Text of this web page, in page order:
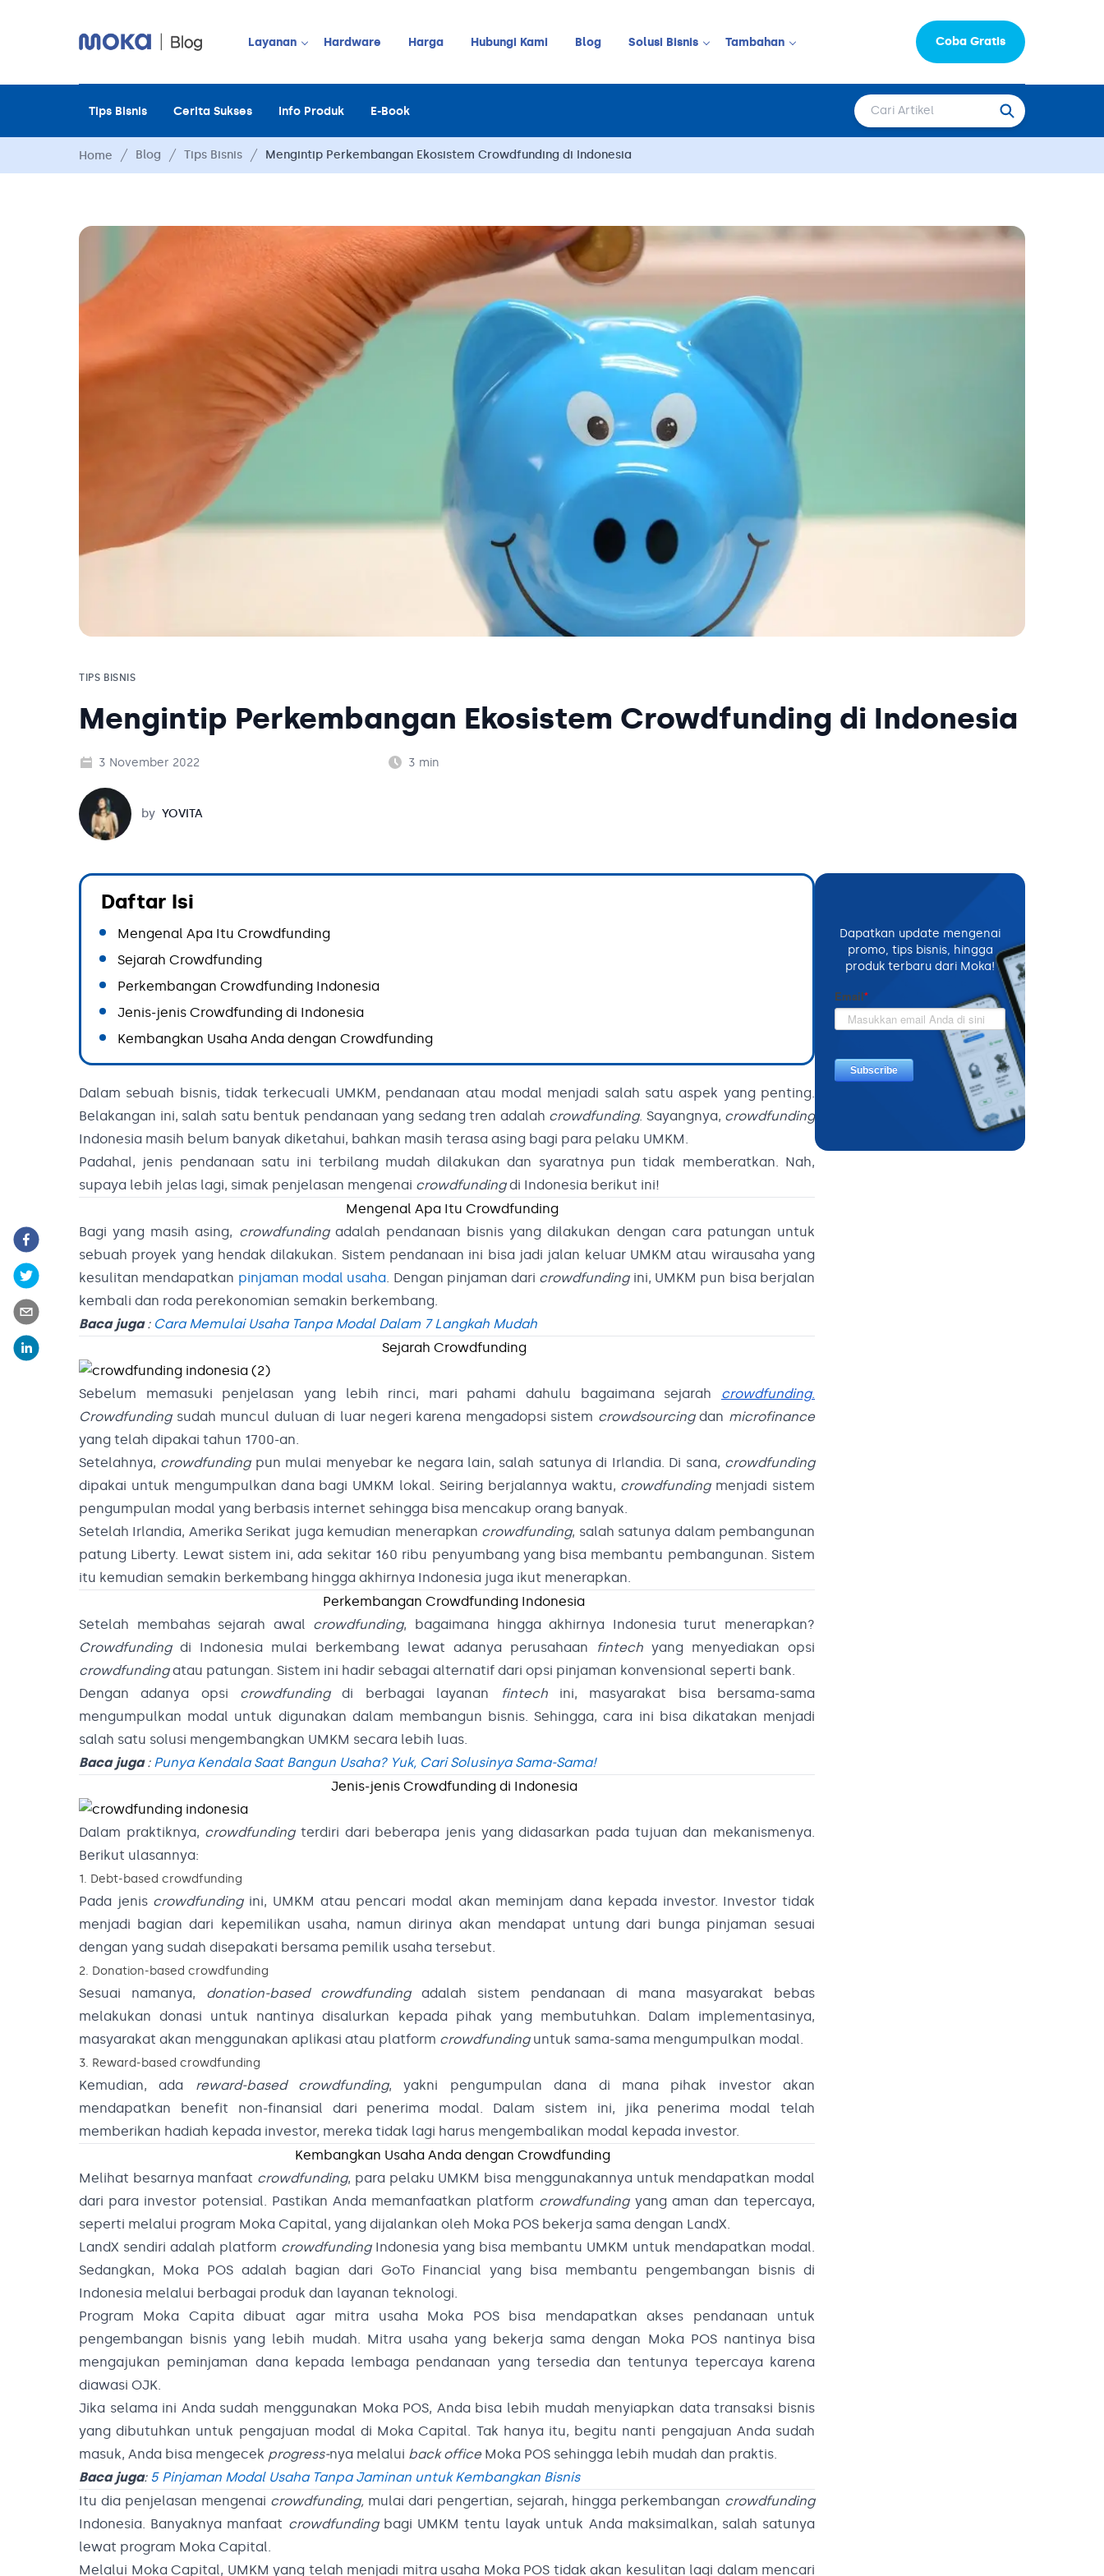
Layanan
Point of Sale
Payment
Manajemen Pelanggan
Manajemen Stok
Manajemen Meja
Manajemen Karyawan
Online Order Management
Hardware Harga Hubungi Kami Blog Solusi Bisnis Tambahan
Informasi Perusahaan
Moka Learning Hub
Coba Gratis
Tips Bisnis Cerita Sukses Info Produk E-Book
Home Blog Tips Bisnis Mengintip Perkembangan Ekosistem Crowdfunding di Indonesia
TIPS BISNIS
Mengintip Perkembangan Ekosistem Crowdfunding di Indonesia
3 November 2022 3 min
Yovita
by YOVITA
Daftar Isi
Mengenal Apa Itu Crowdfunding
Sejarah Crowdfunding
Perkembangan Crowdfunding Indonesia
Jenis-jenis Crowdfunding di Indonesia
Kembangkan Usaha Anda dengan Crowdfunding
Dalam sebuah bisnis, tidak terkecuali UMKM, pendanaan atau modal menjadi salah satu aspek yang penting.
Belakangan ini, salah satu bentuk pendanaan yang sedang tren adalah crowdfunding. Sayangnya, crowdfunding
Indonesia masih belum banyak diketahui, bahkan masih terasa asing bagi para pelaku UMKM.
Padahal, jenis pendanaan satu ini terbilang mudah dilakukan dan syaratnya pun tidak memberatkan. Nah,
supaya lebih jelas lagi, simak penjelasan mengenai crowdfundingdi Indonesia berikut ini!
Mengenal Apa Itu Crowdfunding
Bagi yang masih asing, crowdfundingadalah pendanaan bisnis yang dilakukan dengan cara patungan untuk
sebuah proyek yang hendak dilakukan. Sistem pendanaan ini bisa jadi jalan keluar UMKM atau wirausaha yang
kesulitan mendapatkan pinjaman modal usaha. Dengan pinjaman dari crowdfundingini, UMKM pun bisa berjalan
kembali dan roda perekonomian semakin berkembang.
Baca juga: Cara Memulai Usaha Tanpa Modal Dalam 7 Langkah Mudah
Sejarah Crowdfunding
Sebelum memasuki penjelasan yang lebih rinci, mari pahami dahulu bagaimana sejarah crowdfunding.
Crowdfundingsudah muncul duluan di luar negeri karena mengadopsi sistem crowdsourcingdan microfinance
yang telah dipakai tahun 1700-an.
Setelahnya, crowdfundingpun mulai menyebar ke negara lain, salah satunya di Irlandia. Di sana, crowdfunding
dipakai untuk mengumpulkan dana bagi UMKM lokal. Seiring berjalannya waktu, crowdfundingmenjadi sistem
pengumpulan modal yang berbasis internet sehingga bisa mencakup orang banyak.
Setelah Irlandia, Amerika Serikat juga kemudian menerapkan crowdfunding, salah satunya dalam pembangunan
patung Liberty. Lewat sistem ini, ada sekitar 160 ribu penyumbang yang bisa membantu pembangunan. Sistem
itu kemudian semakin berkembang hingga akhirnya Indonesia juga ikut menerapkan.
Perkembangan Crowdfunding Indonesia
Setelah membahas sejarah awal crowdfunding, bagaimana hingga akhirnya Indonesia turut menerapkan?
Crowdfundingdi Indonesia mulai berkembang lewat adanya perusahaan fintech yang menyediakan opsi
crowdfundingatau patungan. Sistem ini hadir sebagai alternatif dari opsi pinjaman konvensional seperti bank.
Dengan adanya opsi crowdfundingdi berbagai layanan fintechini, masyarakat bisa bersama-sama
mengumpulkan modal untuk digunakan dalam membangun bisnis. Sehingga, cara ini bisa dikatakan menjadi
salah satu solusi mengembangkan UMKM secara lebih luas.
Baca juga: Punya Kendala Saat Bangun Usaha? Yuk, Cari Solusinya Sama-Sama!
Jenis-jenis Crowdfunding di Indonesia
Dalam praktiknya, crowdfundingterdiri dari beberapa jenis yang didasarkan pada tujuan dan mekanismenya.
Berikut ulasannya:
1. Debt-based crowdfunding
Pada jenis crowdfunding ini, UMKM atau pencari modal akan meminjam dana kepada investor. Investor tidak
menjadi bagian dari kepemilikan usaha, namun dirinya akan mendapat untung dari bunga pinjaman sesuai
dengan yang sudah disepakati bersama pemilik usaha tersebut.
2. Donation-based crowdfunding
Sesuai namanya, donation-based crowdfundingadalah sistem pendanaan di mana masyarakat bebas
melakukan donasi untuk nantinya disalurkan kepada pihak yang membutuhkan. Dalam implementasinya,
masyarakat akan menggunakan aplikasi atau platform crowdfundinguntuk sama-sama mengumpulkan modal.
3. Reward-based crowdfunding
Kemudian, ada reward-based crowdfunding, yakni pengumpulan dana di mana pihak investor akan
mendapatkan benefit non-finansial dari penerima modal. Dalam sistem ini, jika penerima modal telah
memberikan hadiah kepada investor, mereka tidak lagi harus mengembalikan modal kepada investor.
Kembangkan Usaha Anda dengan Crowdfunding
Melihat besarnya manfaat crowdfunding, para pelaku UMKM bisa menggunakannya untuk mendapatkan modal
dari para investor potensial. Pastikan Anda memanfaatkan platform crowdfunding yang aman dan tepercaya,
seperti melalui program Moka Capital, yang dijalankan oleh Moka POS bekerja sama dengan LandX.
LandX sendiri adalah platform crowdfundingIndonesia yang bisa membantu UMKM untuk mendapatkan modal.
Sedangkan, Moka POS adalah bagian dari GoTo Financial yang bisa membantu pengembangan bisnis di
Indonesia melalui berbagai produk dan layanan teknologi.
Program Moka Capita dibuat agar mitra usaha Moka POS bisa mendapatkan akses pendanaan untuk
pengembangan bisnis yang lebih mudah. Mitra usaha yang bekerja sama dengan Moka POS nantinya bisa
mengajukan peminjaman dana kepada lembaga pendanaan yang tersedia dan tentunya tepercaya karena
diawasi OJK.
Jika selama ini Anda sudah menggunakan Moka POS, Anda bisa lebih mudah menyiapkan data transaksi bisnis
yang dibutuhkan untuk pengajuan modal di Moka Capital. Tak hanya itu, begitu nanti pengajuan Anda sudah
masuk, Anda bisa mengecek progress-nya melalui back office Moka POS sehingga lebih mudah dan praktis.
Baca juga: 5 Pinjaman Modal Usaha Tanpa Jaminan untuk Kembangkan Bisnis
Itu dia penjelasan mengenai crowdfunding, mulai dari pengertian, sejarah, hingga perkembangan crowdfunding
Indonesia. Banyaknya manfaat crowdfundingbagi UMKM tentu layak untuk Anda maksimalkan, salah satunya
lewat program Moka Capital.
Melalui Moka Capital, UMKM yang telah menjadi mitra usaha Moka POS tidak akan kesulitan lagi dalam mencari
Dapatkan update mengenai
promo, tips bisnis, hingga
produk terbaru dari Moka!